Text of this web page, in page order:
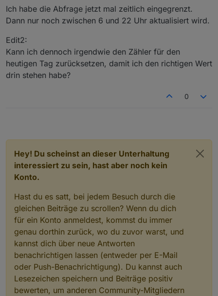
Ich habe die Abfrage jetzt mal zeitlich eingegrenzt.
Dann nur noch zwischen 6 und 22 Uhr aktualisiert wird.
Edit2:
Kann ich dennoch irgendwie den Zähler für den
heutigen Tag zurücksetzen, damit ich den richtigen Wert
drin stehen habe?
0
Hey! Du scheinst an dieser Unterhaltung
interessiert zu sein, hast aber noch kein
Konto.
Hast du es satt, bei jedem Besuch durch die
gleichen Beiträge zu scrollen? Wenn du dich
für ein Konto anmeldest, kommst du immer
genau dorthin zurück, wo du zuvor warst, und
kannst dich über neue Antworten
benachrichtigen lassen (entweder per E-Mail
oder Push-Benachrichtigung). Du kannst auch
Lesezeichen speichern und Beiträge positiv
bewerten, um anderen Community-Mitgliedern